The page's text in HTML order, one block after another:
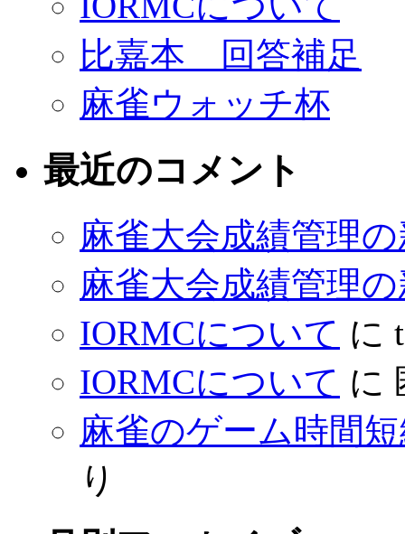
比嘉本 回答補足
麻雀ウォッチ杯
最近のコメント
麻雀大会成績管理
麻雀大会成績管理
IORMCについて に
IORMCについて に
麻雀のゲーム時間
り